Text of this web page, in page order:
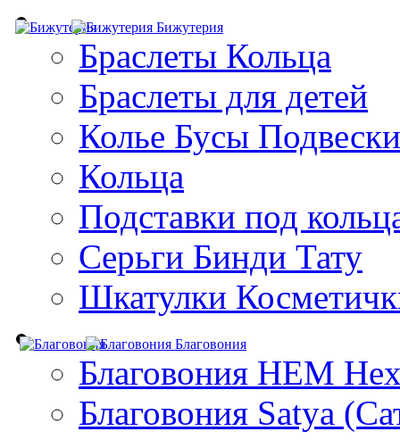
Бижутерия
Браслеты Кольца
Браслеты для детей
Колье Бусы Подвески
Кольца
Подставки под
Серьги Бинди Тату
Шкатулки
Благовония
Благовония HEM
Благовония Satya